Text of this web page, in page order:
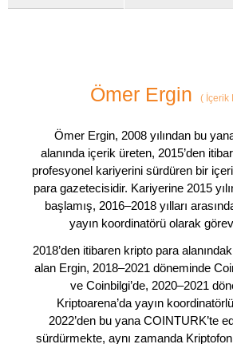
Ömer Ergin (İçerik
Ömer Ergin, 2008 yılından bu
alanında içerik üreten, 2015’den
profesyonel kariyerini sürdüren bir
para gazetecisidir. Kariyerine 2015
başlamış, 2016–2018 yılları
yayın koordinatörü olarak görev
2018’den itibaren kripto para
alan Ergin, 2018–2021 döneminde
ve Coinbilgi’de, 2020–2021
Kriptoarena’da yayın
2022’den bu yana COINTURK’te
sürdürmekte, aynı zamanda